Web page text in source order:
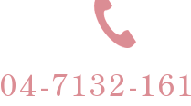
04-7132-